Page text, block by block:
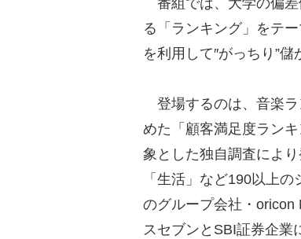
番組では、大学の偏差
る「ランキング」をテ
を利用して″がっちり”
登場するのは、音楽ラ
めた「顧客満足度ラン
象とした独自調査によ
「生活」など190以上
のグループ会社・oricon
スセブンとSBI証券企業